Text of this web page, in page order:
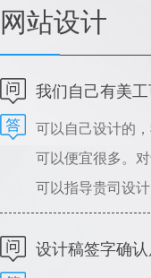
网站设计
我们自己有美
可以自己设计的
可以便宜很多。
可以指导贵司设
可以指导设计，
设计稿签字确